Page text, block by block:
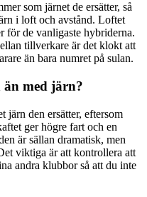
som järnet de ersätter, så
i loft och avstånd. Loftet
för de vanligaste hybriderna.
tillverkare är det klokt att
än bara numret på sulan.
med järn?
järn den ersätter, eftersom
ger högre fart och en
är sällan dramatisk, men
viktiga är att kontrollera att
andra klubbor så att du inte